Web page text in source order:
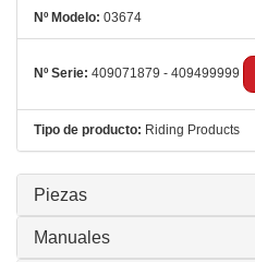
Nº Modelo: 03674
Nº Serie: 409071879 - 409499999
Tipo de producto: Riding Products
Piezas
Manuales